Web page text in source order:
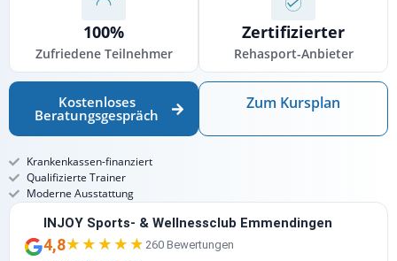
100%
Zufriedene Teilnehmer
Zertifizierter
Rehasport-Anbieter
Kostenloses
Beratungsgespräch
Zum Kursplan
Krankenkassen-finanziert
Qualifizierte Trainer
Moderne Ausstattung
INJOY Sports- & Wellnessclub Emmendingen
4,8★★★★★
★★★★★ 260 Bewertungen